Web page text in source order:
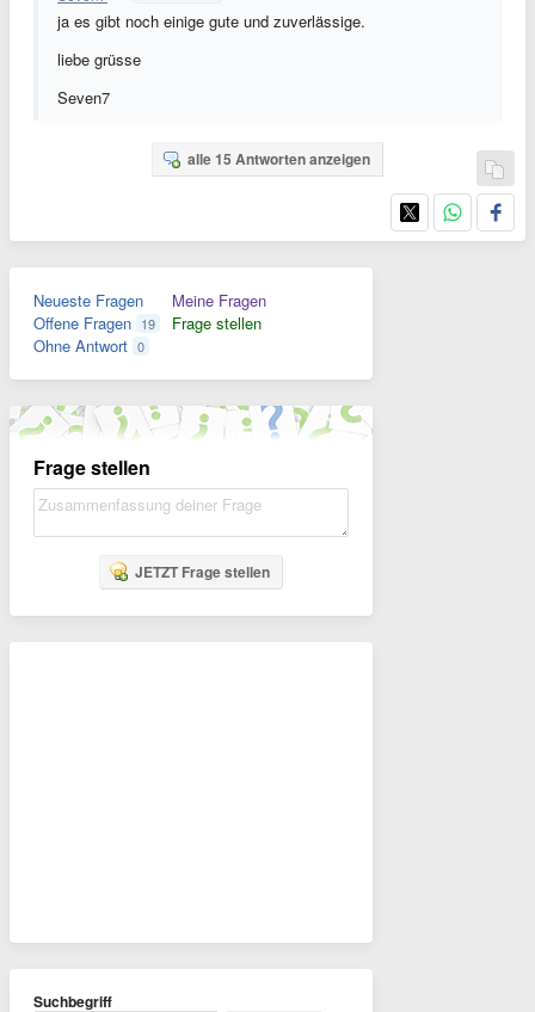
ja es gibt noch einige gute und zuverlässige.
liebe grüsse
Seven7
alle 15 Antworten anzeigen
Neueste Fragen
Offene Fragen 19
Ohne Antwort 0
Meine Fragen
Frage stellen
Frage stellen
JETZT Frage stellen
Suchbegriff